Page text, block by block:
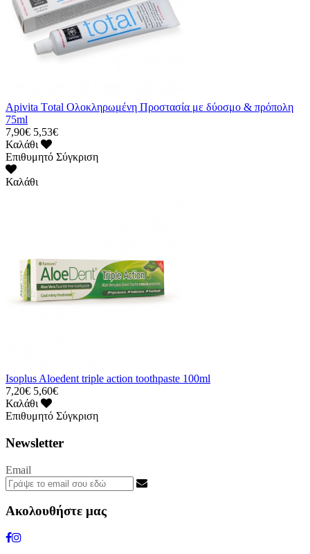
Apivita Τotal Ολοκληρωμένη Προστασία με δύοσμo & πρόπολη
75ml
7,90€ 5,53€
Καλάθι
Επιθυμητό Σύγκριση
Καλάθι
Isoplus Aloedent triple action toothpaste 100ml
7,20€ 5,60€
Καλάθι
Επιθυμητό Σύγκριση
Newsletter
Email
Ακολουθήστε μας